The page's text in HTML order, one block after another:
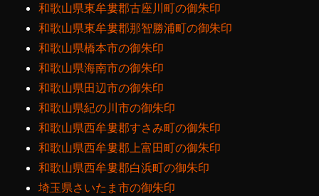
和歌山県東牟婁郡古座川町の御朱印
和歌山県東牟婁郡那智勝浦町の御朱印
和歌山県橋本市の御朱印
和歌山県海南市の御朱印
和歌山県田辺市の御朱印
和歌山県紀の川市の御朱印
和歌山県西牟婁郡すさみ町の御朱印
和歌山県西牟婁郡上富田町の御朱印
和歌山県西牟婁郡白浜町の御朱印
埼玉県さいたま市の御朱印